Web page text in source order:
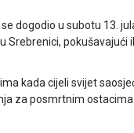
dogodio u subotu 13.
Srebrenici,
kada cijeli svijet
za posmrtnim